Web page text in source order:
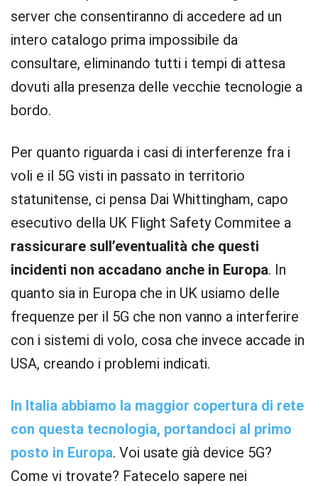
server che consentiranno di accedere ad un
intero catalogo prima impossibile da
consultare, eliminando tutti i tempi di attesa
dovuti alla presenza delle vecchie tecnologie a
bordo.
Per quanto riguarda i casi di interferenze fra i
voli e il 5G visti in passato in territorio
statunitense, ci pensa Dai Whittingham, capo
esecutivo della UK Flight Safety Commitee a
rassicurare sull’eventualità che questi
incidenti non accadano anche in Europa. In
quanto sia in Europa che in UK usiamo delle
frequenze per il 5G che non vanno a interferire
con i sistemi di volo, cosa che invece accade in
USA, creando i problemi indicati.
In Italia abbiamo la maggior copertura di rete
con questa tecnologia, portandoci al primo
posto in Europa. Voi usate già device 5G?
Come vi trovate? Fatecelo sapere nei